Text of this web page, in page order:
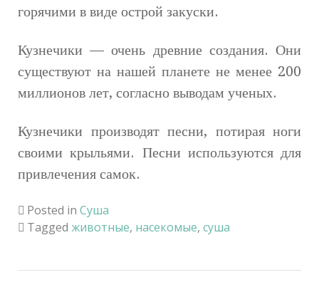
горячими в виде острой закуски.
Кузнечики — очень древние создания. Они
существуют на нашей планете не менее 200
миллионов лет, согласно выводам ученых.
Кузнечики производят песни, потирая ноги
своими крыльями. Песни используются для
привлечения самок.
Posted in Суша
Tagged животные, насекомые, суша